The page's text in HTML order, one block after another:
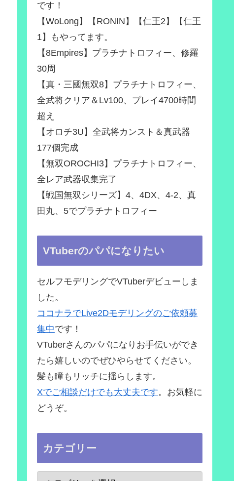
です！
【WoLong】【RONIN】【仁王2】【仁王
1】もやってます。
【8Empires】プラチナトロフィー、修羅
30周
【真・三國無双8】プラチナトロフィー、
全武将クリア＆Lv100、プレイ4700時間
超え
【オロチ3U】全武将カンスト＆真武器
177個完成
【無双OROCHI3】プラチナトロフィー、
全レア武器収集完了
【戦国無双シリーズ】4、4DX、4-2、真
田丸、5でプラチナトロフィー
VTuberのパパになりたい
セルフモデリングでVTuberデビューしま
した。
ココナラでLive2Dモデリングのご依頼募
集中です！
VTuberさんのパパになりお手伝いができ
たら嬉しいのでぜひやらせてください。
髪も瞳もリッチに揺らします。
Xでご相談だけでも大丈夫です。お気軽に
どうぞ。
カテゴリー